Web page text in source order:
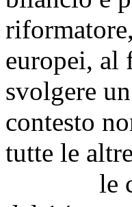
europei, al
svolgere
contesto
tutte le
le